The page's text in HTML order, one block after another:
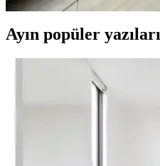
Ayın popüler yazıları